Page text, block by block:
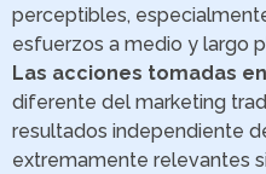
perceptibles,
esfuerzos a medio y largo
Las acciones tomadas
diferente del marketing
resultados independiente
extremamente relevantes